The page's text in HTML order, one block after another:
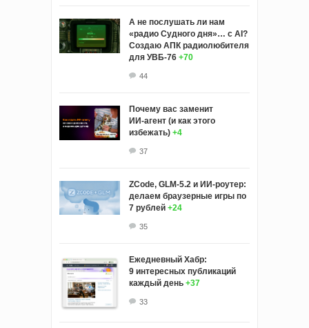
А не послушать ли нам
«радио Судного дня»… с AI?
Создаю АПК радиолюбителя
для УВБ-76 +70
44
Почему вас заменит
ИИ‑агент (и как этого
избежать) +4
37
ZCode, GLM-5.2 и ИИ-роутер:
делаем браузерные игры по
7 рублей +24
35
Ежедневный Хабр:
9 интересных публикаций
каждый день +37
33